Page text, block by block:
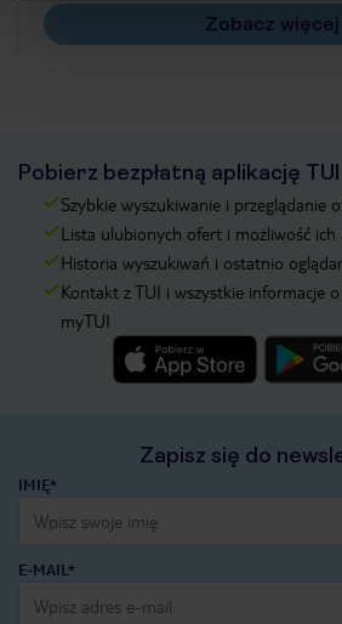
Zobacz więcej
Pobierz bezpłatną aplikację TUI
Szybkie wyszukiwanie i przeglądanie
Lista ulubionych ofert i możliwość ich
Historia wyszukiwań i ostatnio
Kontakt z TUI i wszystkie informacje
myTUI
Zapisz się do
IMIĘ*
E-MAIL*